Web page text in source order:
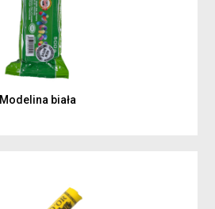
Modelina biała